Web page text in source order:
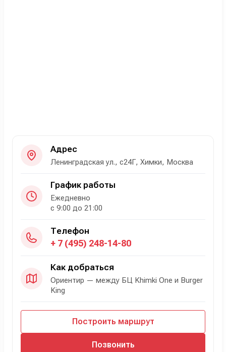
Адрес
Ленинградская ул., с24Г, Химки, Москва
График работы
Ежедневно
с 9:00 до 21:00
Телефон
+ 7 (495) 248-14-80
Как добраться
Ориентир — между БЦ Khimki One и Burger
King
Построить маршрут
Позвонить